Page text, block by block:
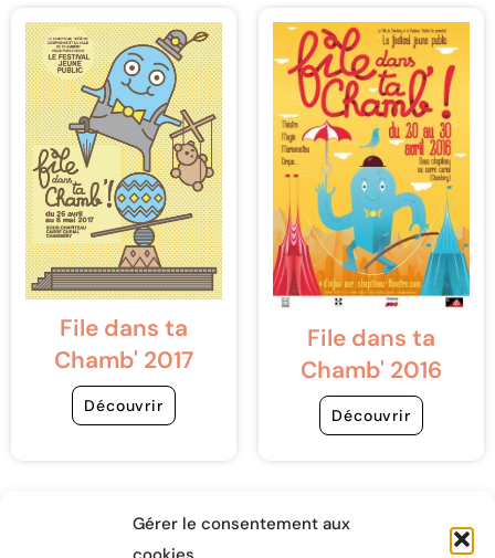
Gérer le consentement aux
File dans ta
Chamb' 2017
Découvrir
File dans ta
Chamb' 2016
Découvrir